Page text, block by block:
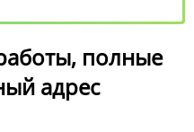
полные
адрес